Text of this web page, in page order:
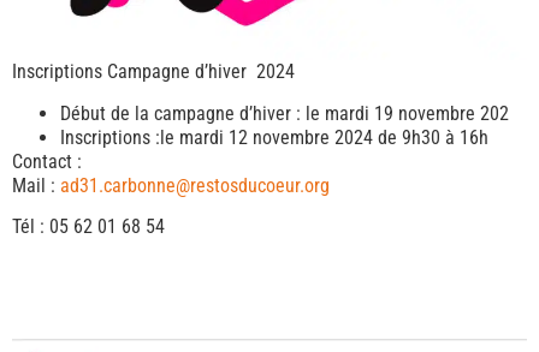
Inscriptions Campagne d’hiver 2024
Début de la campagne d’hiver : le mardi 19 novembre 202
Inscriptions :le mardi 12 novembre 2024 de 9h30 à 16h
Contact :
Mail : ad31.carbonne@restosducoeur.org
Tél : 05 62 01 68 54